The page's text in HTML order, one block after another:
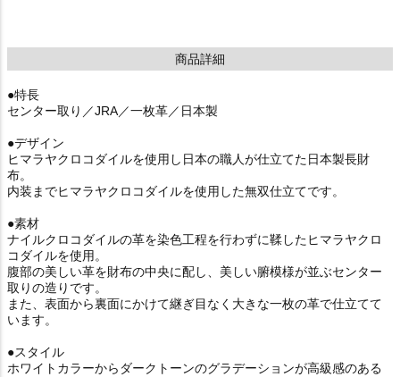
商品詳細
●特長
センター取り／JRA／一枚革／日本製
●デザイン
ヒマラヤクロコダイルを使用し日本の職人が仕立てた日本製長財
布。
内装までヒマラヤクロコダイルを使用した無双仕立てです。
●素材
ナイルクロコダイルの革を染色工程を行わずに鞣したヒマラヤクロ
コダイルを使用。
腹部の美しい革を財布の中央に配し、美しい腑模様が並ぶセンター
取りの造りです。
また、表面から裏面にかけて継ぎ目なく大きな一枚の革で仕立てて
います。
●スタイル
ホワイトカラーからダークトーンのグラデーションが高級感のある